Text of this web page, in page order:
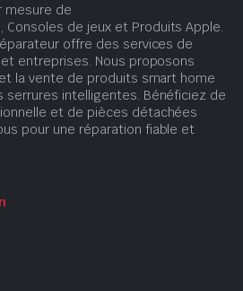
mesure de
Consoles de jeux et Produits Apple.
offre des services de
entreprises. Nous proposons
la vente de produits smart home
intelligentes. Bénéficiez de
et de pièces détachées
pour une réparation fiable et